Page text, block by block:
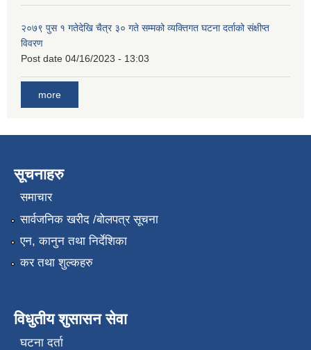
२०७९ पुस १ गतेदेखि चैत्र ३० गते सम्मको व्यक्तिगत घटना दर्ताको संक्षीप्त
विवरण
Post date 04/16/2023 - 13:03
more
सूचनाहरु
समाचार
सार्वजनिक खरीद /बोलपत्र सूचना
एन, कानुन तथा निर्देशिका
कर तथा शुल्कहरु
विधुतीय शुसासन सेवा
घटना दर्ता